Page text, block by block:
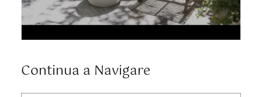
Continua a Navigare